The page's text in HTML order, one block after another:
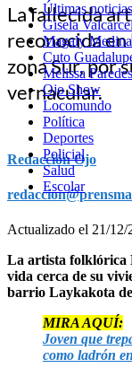
Últimas noticias
Gisela
Magaly Medina
Cuto
Melissa Paredes
Ojo Show
Locomundo
Política
Deportes
Policial
Salud
Escolar
La fallecida
reconocida
zona Sur, por
vernacular.
Redacción Ojo
Actualizado el 21/12/
La artista folklórica
vida cerca de su
barrio Laykakota
MIRA AQUÍ:
Joven que
como ladrón